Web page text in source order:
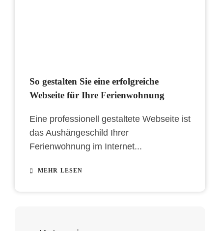
So gestalten Sie eine erfolgreiche
Webseite für Ihre Ferienwohnung
Eine professionell gestaltete Webseite ist
das Aushängeschild Ihrer
Ferienwohnung im Internet...
MEHR LESEN